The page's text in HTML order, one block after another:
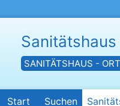
SANITÄTSHAUS -
Start Suchen